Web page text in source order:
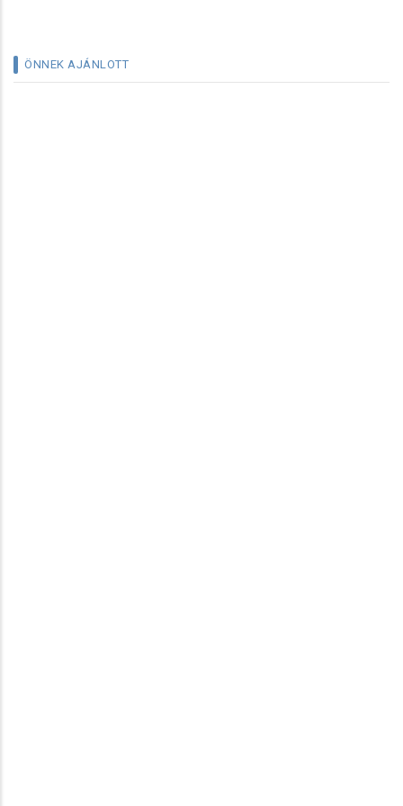
ÖNNEK AJÁNLOTT